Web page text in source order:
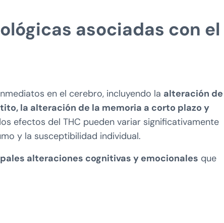
asociadas con el
en el cerebro, incluyendo la alteración de
la alteración de la memoria a corto plazo y
efectos del THC pueden variar significativamente
y la susceptibilidad individual.
alteraciones cognitivas y emocionales que